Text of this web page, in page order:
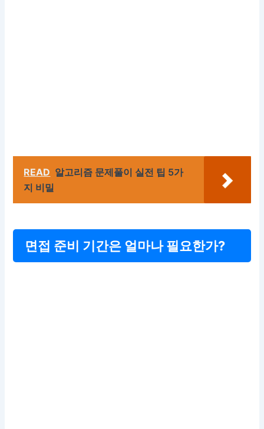
READ 알고리즘 문제풀이 실전 팁 5가
지 비밀
면접 준비 기간은 얼마나 필요한가?